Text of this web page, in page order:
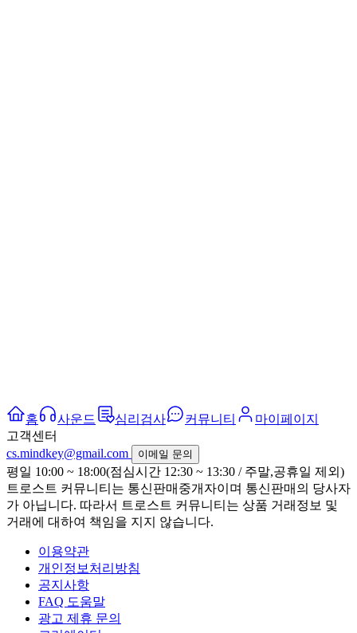
홈 사운드 심리검사 커뮤니티
마이페이지
고객센터
cs.mindkey@gmail.com
이메일 문의
평일 10:00 ~ 18:00(점심시간 12:30 ~ 13:30 / 주말,공휴일 제외)
트로스트 커뮤니티는 통신판매중개자이며 통신판매의 당사자
가 아닙니다. 따라서 트로스트 커뮤니티는 상품 거래정보 및
거래에 대하여 책임을 지지 않습니다.
이용약관
개인정보처리방침
공지사항
FAQ 도움말
광고 제휴 문의